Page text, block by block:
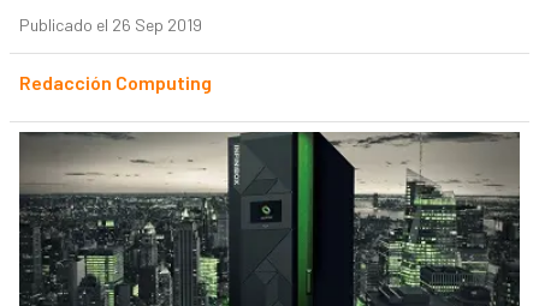
Publicado el 26 Sep 2019
Redacción Computing